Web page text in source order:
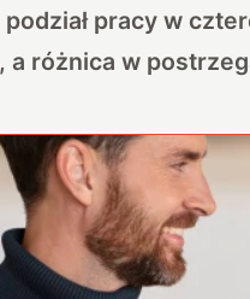
pracy w
a różnica w